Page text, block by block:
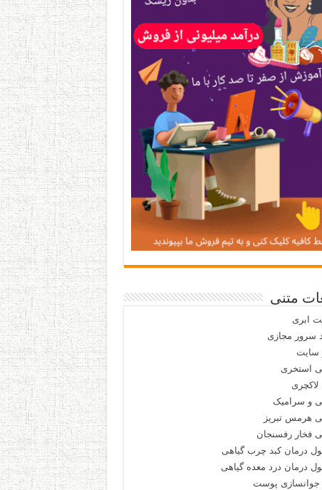
متنی
ابری
سرور مجازی
سایت
استخری
لاکچری
و سرامیک
هرمس تبریز
فخار رفسنجان
درمان کبد چرب گیاهی
درمان درد معده گیاهی
جوانسازی پوست